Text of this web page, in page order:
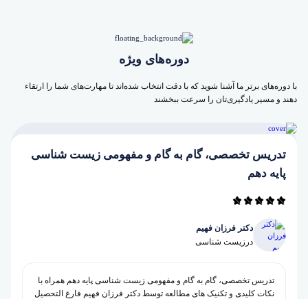
دوره‌های ویژه
با دوره‌های برتر ما آشنا شوید که با دقت انتخاب شده‌اند تا مهارت‌های شما را ارتقاء
دهند و مسیر یادگیری‌تان را سرعت ببخشند
تدریس تخصصی، گام به گام و مفهومی زیست شناسی
پایه دهم
دکتر فرزان فهیم
در زیست شناسی
تدریس تخصصی، گام به گام و مفهومی زیست شناسی پایه دهم همراه با
نکات کلیدی و تکنیک های مطالعه توسط دکتر فرزان فهیم فارغ التحصیل